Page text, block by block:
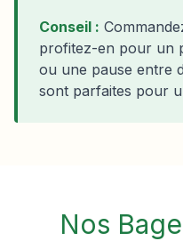
Conseil :
profitez-en pour un
ou une pause entre
sont parfaites pour
Nos